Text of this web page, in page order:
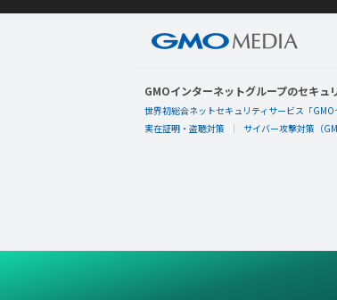
GMOインターネットグループのセキュ
世界初総合ネットセキュリティサービス「GMO
実在証明・盗聴対策
サイバー攻撃対策（